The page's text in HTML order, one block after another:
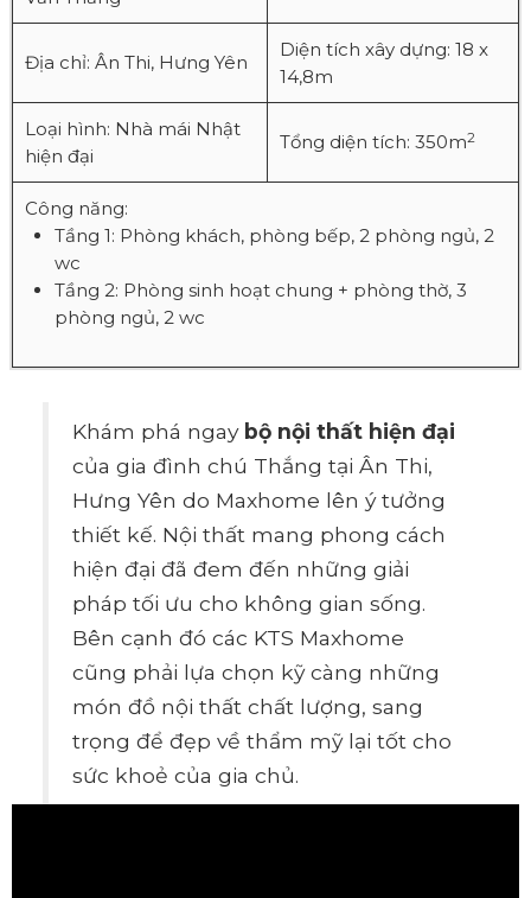
Địa chỉ: Ân Thi, Hưng Yên
Diện tích xây dựng: 18 x
14,8m
Loại hình: Nhà mái Nhật
hiện đại
Tổng diện tích: 350m2
Công năng:
Tầng 1: Phòng khách, phòng bếp, 2 phòng ngủ, 2
wc
Tầng 2: Phòng sinh hoạt chung + phòng thờ, 3
phòng ngủ, 2 wc
Khám phá ngay bộ nội thất hiện đại
của gia đình chú Thắng tại Ân Thi,
Hưng Yên do Maxhome lên ý tưởng
thiết kế. Nội thất mang phong cách
hiện đại đã đem đến những giải
pháp tối ưu cho không gian sống.
Bên cạnh đó các KTS Maxhome
cũng phải lựa chọn kỹ càng những
món đồ nội thất chất lượng, sang
trọng để đẹp về thẩm mỹ lại tốt cho
sức khoẻ của gia chủ.